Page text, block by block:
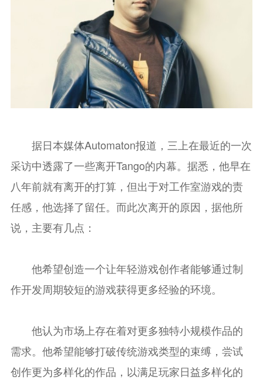
据日本媒体Automaton报道，三上在最近的一次
采访中透露了一些离开Tango的内幕。据悉，他早在
八年前就有离开的打算，但出于对工作室游戏的责
任感，他选择了留任。而此次离开的原因，据他所
说，主要有几点：
他希望创造一个让年轻游戏创作者能够通过制
作开发周期较短的游戏获得更多经验的环境。
他认为市场上存在着对更多独特小规模作品的
需求。他希望能够打破传统游戏类型的束缚，尝试
创作更为多样化的作品，以满足玩家日益多样化的